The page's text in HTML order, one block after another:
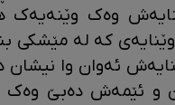
وەک وێنەیەک
کە لە مێشکی
ئەوان وا نیشان
و ئێمەش دەبێ وەک